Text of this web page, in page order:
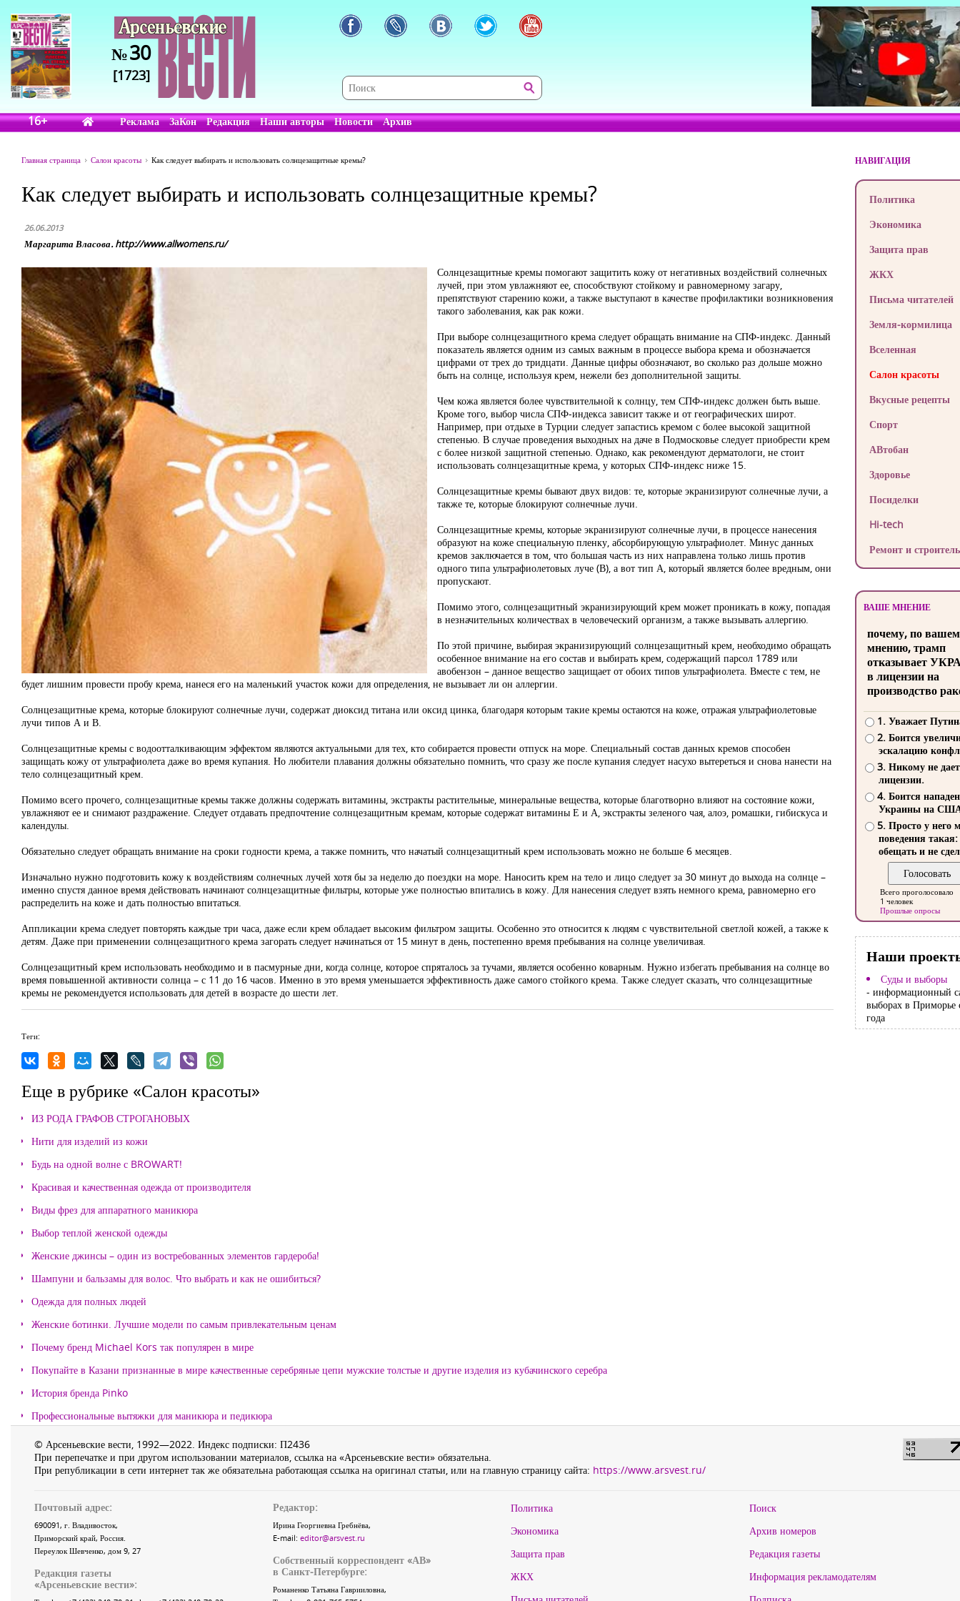
№30
[1723]
16+ Реклама ЗаКон Редакция Наши авторы Новости Архив
Главная страница Салон красоты Как следует выбирать и использовать солнцезащитные кремы?
Как следует выбирать и использовать солнцезащитные кремы?
26.06.2013
Маргарита Власова. http://www.allwomens.ru/
Солнцезащитные кремы помогают защитить кожу от негативных воздействий солнечных
лучей, при этом увлажняют ее, способствуют стойкому и равномерному загару,
препятствуют старению кожи, а также выступают в качестве профилактики возникновения
такого заболевания, как рак кожи.
При выборе солнцезащитного крема следует обращать внимание на СПФ-индекс. Данный
показатель является одним из самых важным в процессе выбора крема и обозначается
цифрами от трех до тридцати. Данные цифры обозначают, во сколько раз дольше можно
быть на солнце, используя крем, нежели без дополнительной защиты.
Чем кожа является более чувствительной к солнцу, тем СПФ-индекс должен быть выше.
Кроме того, выбор числа СПФ-индекса зависит также и от географических широт.
Например, при отдыхе в Турции следует запастись кремом с более высокой защитной
степенью. В случае проведения выходных на даче в Подмосковье следует приобрести крем
с более низкой защитной степенью. Однако, как рекомендуют дерматологи, не стоит
использовать солнцезащитные крема, у которых СПФ-индекс ниже 15.
Солнцезащитные кремы бывают двух видов: те, которые экранизируют солнечные лучи, а
также те, которые блокируют солнечные лучи.
Солнцезащитные кремы, которые экранизируют солнечные лучи, в процессе нанесения
образуют на коже специальную пленку, абсорбирующую ультрафиолет. Минус данных
кремов заключается в том, что большая часть из них направлена только лишь против
одного типа ультрафиолетовых луче (В), а вот тип А, который является более вредным, они
пропускают.
Помимо этого, солнцезащитный экранизирующий крем может проникать в кожу, попадая
в незначительных количествах в человеческий организм, а также вызывать аллергию.
По этой причине, выбирая экранизирующий солнцезащитный крем, необходимо обращать
особенное внимание на его состав и выбирать крем, содержащий парсол 1789 или
авобензон – данное вещество защищает от обоих типов ультрафиолета. Вместе с тем, не
будет лишним провести пробу крема, нанеся его на маленький участок кожи для определения, не вызывает ли он аллергии.
Солнцезащитные крема, которые блокируют солнечные лучи, содержат диоксид титана или оксид цинка, благодаря которым такие кремы остаются на коже, отражая ультрафиолетовые
лучи типов А и В.
Солнцезащитные кремы с водоотталкивающим эффектом являются актуальными для тех, кто собирается провести отпуск на море. Специальный состав данных кремов способен
защищать кожу от ультрафиолета даже во время купания. Но любители плавания должны обязательно помнить, что сразу же после купания следует насухо вытереться и снова нанести на
тело солнцезащитный крем.
Помимо всего прочего, солнцезащитные кремы также должны содержать витамины, экстракты растительные, минеральные вещества, которые благотворно влияют на состояние кожи,
увлажняют ее и снимают раздражение. Следует отдавать предпочтение солнцезащитным кремам, которые содержат витамины Е и А, экстракты зеленого чая, алоэ, ромашки, гибискуса и
календулы.
Обязательно следует обращать внимание на сроки годности крема, а также помнить, что начатый солнцезащитный крем использовать можно не больше 6 месяцев.
Изначально нужно подготовить кожу к воздействиям солнечных лучей хотя бы за неделю до поездки на море. Наносить крем на тело и лицо следует за 30 минут до выхода на солнце –
именно спустя данное время действовать начинают солнцезащитные фильтры, которые уже полностью впитались в кожу. Для нанесения следует взять немного крема, равномерно его
распределить на коже и дать полностью впитаться.
Аппликации крема следует повторять каждые три часа, даже если крем обладает высоким фильтром защиты. Особенно это относится к людям с чувствительной светлой кожей, а также к
детям. Даже при применении солнцезащитного крема загорать следует начинаться от 15 минут в день, постепенно время пребывания на солнце увеличивая.
Солнцезащитный крем использовать необходимо и в пасмурные дни, когда солнце, которое спряталось за тучами, является особенно коварным. Нужно избегать пребывания на солнце во
время повышенной активности солнца – с 11 до 16 часов. Именно в это время уменьшается эффективность даже самого стойкого крема. Также следует сказать, что солнцезащитные
кремы не рекомендуется использовать для детей в возрасте до шести лет.
Теги:
Еще в рубрике «Салон красоты»
ИЗ РОДА ГРАФОВ СТРОГАНОВЫХ
Нити для изделий из кожи
Будь на одной волне с BROWART!
Красивая и качественная одежда от производителя
Виды фрез для аппаратного маникюра
Выбор теплой женской одежды
Женские джинсы – один из востребованных элементов гардероба!
Шампуни и бальзамы для волос. Что выбрать и как не ошибиться?
Одежда для полных людей
Женские ботинки. Лучшие модели по самым привлекательным ценам
Почему бренд Michael Kors так популярен в мире
Покупайте в Казани признанные в мире качественные серебряные цепи мужские толстые и другие изделия из кубачинского серебра
История бренда Pinko
Профессиональные вытяжки для маникюра и педикюра
НАВИГАЦИЯ
Политика
Экономика
Защита прав
ЖКХ
Письма читателей
Земля-кормилица
Вселенная
Салон красоты
Вкусные рецепты
Спорт
АВтобан
Здоровье
Посиделки
Hi-tech
Ремонт и
ВАШЕ МНЕНИЕ
почему, по
мнению, трамп
отказывает
в лицензии на
производство
1. Уважает
2. Боится
эскалацию
3. Никому не
лицензии.
4. Боится
Украины на
5. Просто у него
поведения такая:
обещать и не
Всего проголосовало
1 человек
Прошлые опросы
Наши
Суды и выборы
- информационный
выборах в Приморье
года
© Арсеньевские вести, 1992—2022. Индекс подписки: П2436
При перепечатке и при другом использовании материалов, ссылка на «Арсеньевские вести» обязательна.
При републикации в сети интернет так же обязательна работающая ссылка на оригинал статьи, или на главную страницу сайта: https://www.arsvest.ru/
Почтовый адрес:
690091, г. Владивосток,
Приморский край, Россия.
Переулок Шевченко, дом 9, 27
Редакция газеты
«Арсеньевские вести»:
Редактор:
Ирина Георгиевна Гребнёва,
E-mail: editor@arsvest.ru
Собственный корреспондент «АВ»
в Санкт-Петербурге:
Романенко Татьяна Гаврииловна,
Политика
Экономика
Защита прав
ЖКХ
Поиск
Архив номеров
Редакция газеты
Информация рекламодателям